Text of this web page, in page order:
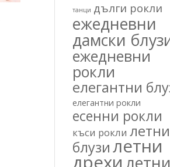
танци дълги рокли
ежедневни
дамски
ежедневни
рокли
елегантни
елегантни рокли
есенни рокли
къси рокли летни
блузилетни
дрехилетни